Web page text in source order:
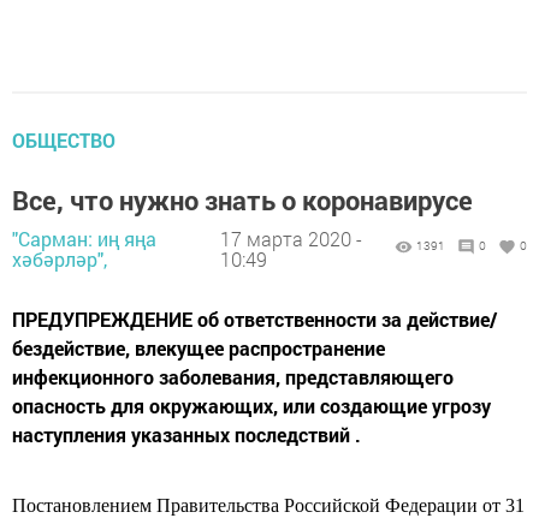
ОБЩЕСТВО
Все, что нужно знать о коронавирусе
"Сарман: иң яңа
хәбәрләр",
17 марта 2020 -
10:49
1391 0 0
ПРЕДУПРЕЖДЕНИЕ об ответственности за действие/
бездействие, влекущее распространение
инфекционного заболевания, представляющего
опасность для окружающих, или создающие угрозу
наступления указанных последствий .
Постановлением Правительства Российской Федерации от 31